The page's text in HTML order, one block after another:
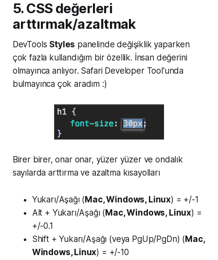
5. CSS değerleri
arttırmak/azaltmak
DevTools Styles panelinde değişiklik yaparken
çok fazla kullandığım bir özellik. İnsan değerini
olmayınca anlıyor. Safari Developer Tool'unda
bulmayınca çok aradım :)
Birer birer, onar onar, yüzer yüzer ve ondalık
sayılarda arttırma ve azaltma kısayolları
Yukarı/Aşağı ( Mac, Windows, Linux) = +/-1
Alt + Yukarı/Aşağı ( Mac, Windows, Linux) =
+/-0.1
Shift + Yukarı/Aşağı (veya PgUp/PgDn) ( Mac,
Windows, Linux) = +/-10